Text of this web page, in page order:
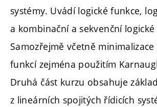
systémy. Uvádí logické funkce,
a kombinační a sekvenční
Samozřejmě včetně minimalizace
funkcí zejména použitím
Druhá část kurzu obsahuje
z lineárních spojitých řídicích